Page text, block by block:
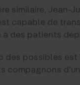
similaire, Jean-
capable de
des patients
des possibles
compagnons